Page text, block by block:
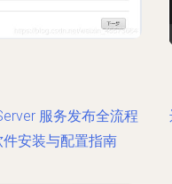
服务发布全流程
件安装与配置指南